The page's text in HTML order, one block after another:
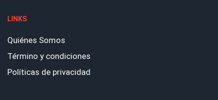
LINKS
Quiénes Somos
Término y condiciones
Políticas de privacidad